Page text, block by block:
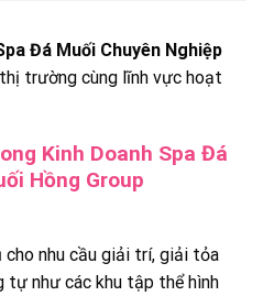
Đá Muối Chuyên Nghiệp
trường cùng lĩnh vực hoạt
Kinh Doanh Spa Đá
Hồng Group
cho nhu cầu giải trí, giải tỏa
tự như các khu tập thể hình